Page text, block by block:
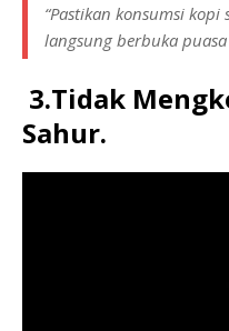
“Pastikan konsumsi kopi
langsung berbuka
3.Tidak
Sahur.